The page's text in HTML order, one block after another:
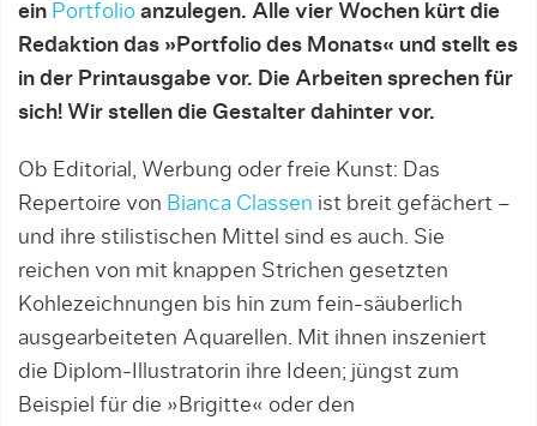
ein Portfolio anzulegen. Alle vier Wochen kürt die
Redaktion das »Portfolio des Monats« und stellt es
in der Printausgabe vor. Die Arbeiten sprechen für
sich! Wir stellen die Gestalter dahinter vor.
Ob Editorial, Werbung oder freie Kunst: Das
Repertoire von Bianca Classen ist breit gefächert –
und ihre stilistischen Mittel sind es auch. Sie
reichen von mit knappen Strichen gesetzten
Kohlezeichnungen bis hin zum fein-säuberlich
ausgearbeiteten Aquarellen. Mit ihnen inszeniert
die Diplom-Illustratorin ihre Ideen; jüngst zum
Beispiel für die »Brigitte« oder den